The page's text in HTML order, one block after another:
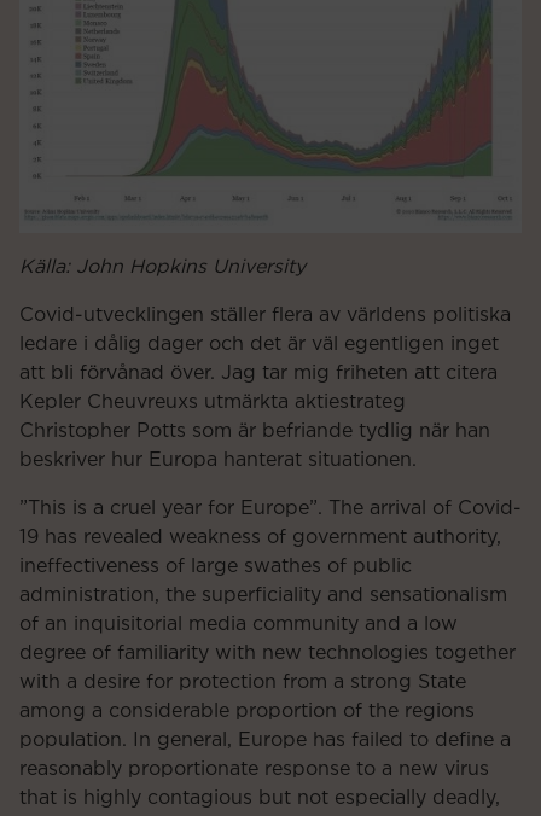
Källa: John Hopkins University
Covid-utvecklingen ställer flera av världens politiska
ledare i dålig dager och det är väl egentligen inget
att bli förvånad över. Jag tar mig friheten att citera
Kepler Cheuvreuxs utmärkta aktiestrateg
Christopher Potts som är befriande tydlig när han
beskriver hur Europa hanterat situationen.
”This is a cruel year for Europe”. The arrival of Covid-
19 has revealed weakness of government authority,
ineffectiveness of large swathes of public
administration, the superficiality and sensationalism
of an inquisitorial media community and a low
degree of familiarity with new technologies together
with a desire for protection from a strong State
among a considerable proportion of the regions
population. In general, Europe has failed to define a
reasonably proportionate response to a new virus
that is highly contagious but not especially deadly,